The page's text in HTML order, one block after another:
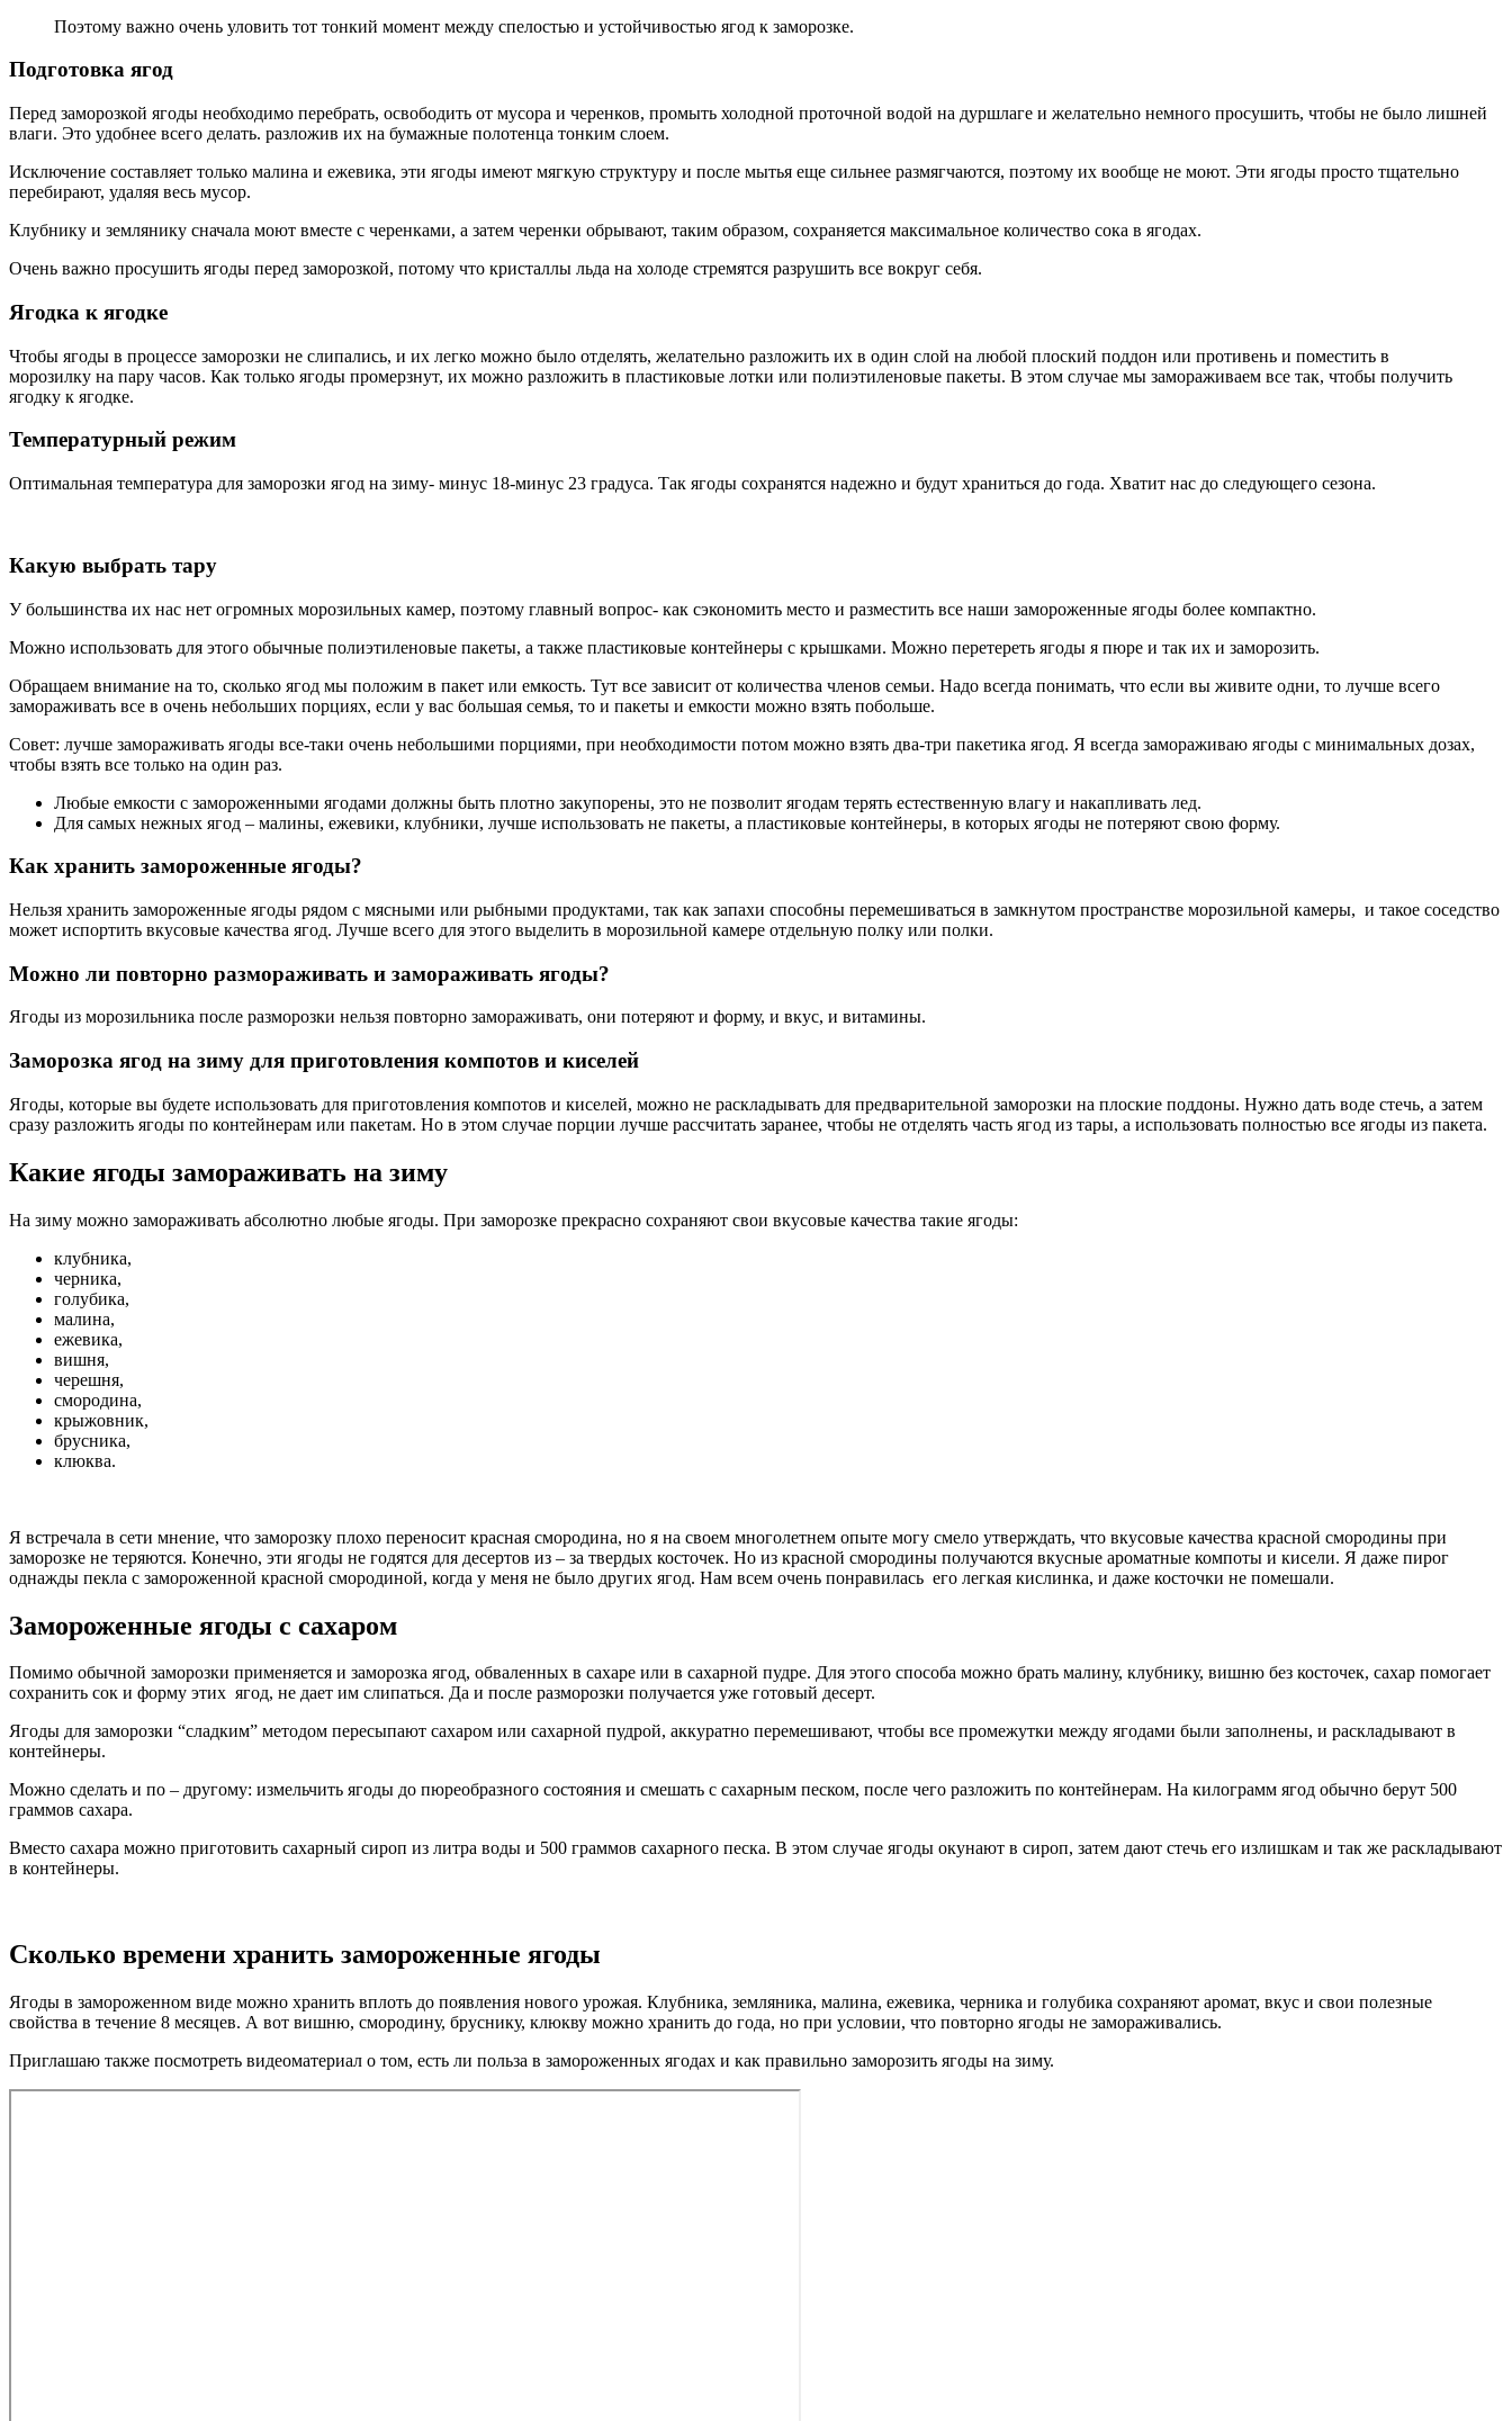
Поэтому важно очень уловить тот тонкий момент между спелостью и устойчивостью ягод к заморозке.
Подготовка ягод
Перед заморозкой ягоды необходимо перебрать, освободить от мусора и черенков, промыть холодной проточной водой на дуршлаге и желательно немного просушить, чтобы не было лишней
влаги. Это удобнее всего делать. разложив их на бумажные полотенца тонким слоем.
Исключение составляет только малина и ежевика, эти ягоды имеют мягкую структуру и после мытья еще сильнее размягчаются, поэтому их вообще не моют. Эти ягоды просто тщательно
перебирают, удаляя весь мусор.
Клубнику и землянику сначала моют вместе с черенками, а затем черенки обрывают, таким образом, сохраняется максимальное количество сока в ягодах.
Очень важно просушить ягоды перед заморозкой, потому что кристаллы льда на холоде стремятся разрушить все вокруг себя.
Ягодка к ягодке
Чтобы ягоды в процессе заморозки не слипались, и их легко можно было отделять, желательно разложить их в один слой на любой плоский поддон или противень и поместить в
морозилку на пару часов. Как только ягоды промерзнут, их можно разложить в пластиковые лотки или полиэтиленовые пакеты. В этом случае мы замораживаем все так, чтобы получить
ягодку к ягодке.
Температурный режим
Оптимальная температура для заморозки ягод на зиму- минус 18-минус 23 градуса. Так ягоды сохранятся надежно и будут храниться до года. Хватит нас до следующего сезона.
Какую выбрать тару
У большинства их нас нет огромных морозильных камер, поэтому главный вопрос- как сэкономить место и разместить все наши замороженные ягоды более компактно.
Можно использовать для этого обычные полиэтиленовые пакеты, а также пластиковые контейнеры с крышками. Можно перетереть ягоды я пюре и так их и заморозить.
Обращаем внимание на то, сколько ягод мы положим в пакет или емкость. Тут все зависит от количества членов семьи. Надо всегда понимать, что если вы живите одни, то лучше всего
замораживать все в очень небольших порциях, если у вас большая семья, то и пакеты и емкости можно взять побольше.
Совет: лучше замораживать ягоды все-таки очень небольшими порциями, при необходимости потом можно взять два-три пакетика ягод. Я всегда замораживаю ягоды с минимальных дозах,
чтобы взять все только на один раз.
Любые емкости с замороженными ягодами должны быть плотно закупорены, это не позволит ягодам терять естественную влагу и накапливать лед.
Для самых нежных ягод – малины, ежевики, клубники, лучше использовать не пакеты, а пластиковые контейнеры, в которых ягоды не потеряют свою форму.
Как хранить замороженные ягоды?
Нельзя хранить замороженные ягоды рядом с мясными или рыбными продуктами, так как запахи способны перемешиваться в замкнутом пространстве морозильной камеры, и такое соседство
может испортить вкусовые качества ягод. Лучше всего для этого выделить в морозильной камере отдельную полку или полки.
Можно ли повторно размораживать и замораживать ягоды?
Ягоды из морозильника после разморозки нельзя повторно замораживать, они потеряют и форму, и вкус, и витамины.
Заморозка ягод на зиму для приготовления компотов и киселей
Ягоды, которые вы будете использовать для приготовления компотов и киселей, можно не раскладывать для предварительной заморозки на плоские поддоны. Нужно дать воде стечь, а затем
сразу разложить ягоды по контейнерам или пакетам. Но в этом случае порции лучше рассчитать заранее, чтобы не отделять часть ягод из тары, а использовать полностью все ягоды из пакета.
Какие ягоды замораживать на зиму
На зиму можно замораживать абсолютно любые ягоды. При заморозке прекрасно сохраняют свои вкусовые качества такие ягоды:
клубника,
черника,
голубика,
малина,
ежевика,
вишня,
черешня,
смородина,
крыжовник,
брусника,
клюква.
Я встречала в сети мнение, что заморозку плохо переносит красная смородина, но я на своем многолетнем опыте могу смело утверждать, что вкусовые качества красной смородины при
заморозке не теряются. Конечно, эти ягоды не годятся для десертов из – за твердых косточек. Но из красной смородины получаются вкусные ароматные компоты и кисели. Я даже пирог
однажды пекла с замороженной красной смородиной, когда у меня не было других ягод. Нам всем очень понравилась его легкая кислинка, и даже косточки не помешали.
Замороженные ягоды с сахаром
Помимо обычной заморозки применяется и заморозка ягод, обваленных в сахаре или в сахарной пудре. Для этого способа можно брать малину, клубнику, вишню без косточек, сахар помогает
сохранить сок и форму этих ягод, не дает им слипаться. Да и после разморозки получается уже готовый десерт.
Ягоды для заморозки “сладким” методом пересыпают сахаром или сахарной пудрой, аккуратно перемешивают, чтобы все промежутки между ягодами были заполнены, и раскладывают в
контейнеры.
Можно сделать и по – другому: измельчить ягоды до пюреобразного состояния и смешать с сахарным песком, после чего разложить по контейнерам. На килограмм ягод обычно берут 500
граммов сахара.
Вместо сахара можно приготовить сахарный сироп из литра воды и 500 граммов сахарного песка. В этом случае ягоды окунают в сироп, затем дают стечь его излишкам и так же раскладывают
в контейнеры.
Сколько времени хранить замороженные ягоды
Ягоды в замороженном виде можно хранить вплоть до появления нового урожая. Клубника, земляника, малина, ежевика, черника и голубика сохраняют аромат, вкус и свои полезные
свойства в течение 8 месяцев. А вот вишню, смородину, бруснику, клюкву можно хранить до года, но при условии, что повторно ягоды не замораживались.
Приглашаю также посмотреть видеоматериал о том, есть ли польза в замороженных ягодах и как правильно заморозить ягоды на зиму.